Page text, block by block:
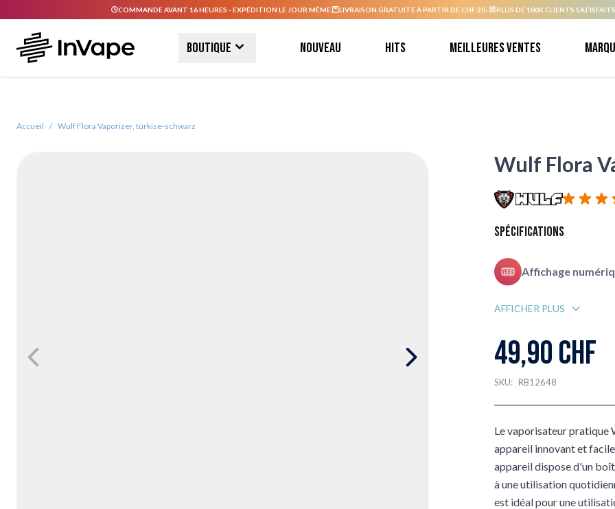
COMMANDE AVANT 16 HEURES - EXPÉDITION LE JOUR MÊME. LIVRAISON GRATUITE À PARTIR DE CHF 20.- PLUS DE 100K CLIENTS
Boutique Nouveau Hits Meilleures ventes
Accueil / Wulf Flora Vaporizer, türkise-schwarz
Wulf Flora
Spécifications
Affichage
AFFICHER PLUS
49,90 CHF
SKU: RB12648
Le vaporisateur pratique
appareil innovant et
appareil dispose d'un
à une utilisation
est idéal pour une